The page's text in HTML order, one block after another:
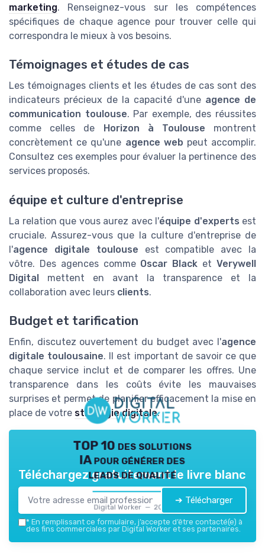
marketing. Renseignez-vous sur les compétences
spécifiques de chaque agence pour trouver celle qui
correspondra le mieux à vos besoins.
Témoignages et études de cas
Les témoignages clients et les études de cas sont des
indicateurs précieux de la capacité d'une agence de
communication toulouse. Par exemple, des réussites
comme celles de
Horizon à Toulouse montrent
concrètement ce qu'une agence web peut accomplir.
Consultez ces exemples pour évaluer la pertinence des
services proposés.
équipe et culture d'entreprise
La relation que vous aurez avec l'équipe d'experts est
cruciale. Assurez-vous que la culture d'entreprise de
l'agence digitale toulouse est compatible avec la
vôtre. Des agences comme Oscar Black etVerywell
Digital mettent en avant la transparence et la
collaboration avec leurs clients.
Budget et tarification
Enfin, discutez ouvertement du budget avec l'agence
digitale toulousaine. Il est important de savoir ce que
chaque service inclut et de comparer les offres. Une
transparence dans les coûts évite les mauvaises
surprises et permet de planifier efficacement la mise en
place de votre stratégie digitale.
TOP 10 des solutions
IA pour générer des
leads de qualité
Digital Worker — 2026
Téléchargez gratuitement le livre blanc
➔ Télécharger
* En remplissant ce formulaire, j’accepte d’être contacté(e) à
des fins commerciales par Digital Worker et ses partenaires.